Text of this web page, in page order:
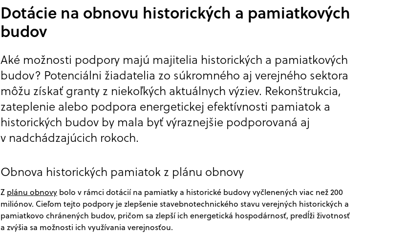
Dotácie na obnovu historických a pamiatkových
budov
Aké možnosti podpory majú majitelia historických a pamiatkových
budov? Potenciálni žiadatelia zo súkromného aj verejného sektora
môžu získať granty z niekoľkých aktuálnych výziev. Rekonštrukcia,
zateplenie alebo podpora energetickej efektívnosti pamiatok a
historických budov by mala byť výraznejšie podporovaná aj
v nadchádzajúcich rokoch.
Obnova historických pamiatok z plánu obnovy
Z plánu obnovy bolo v rámci dotácií na pamiatky a historické budovy vyčlenených viac než 200
miliónov. Cieľom tejto podpory je zlepšenie stavebnotechnického stavu verejných historických a
pamiatkovo chránených budov, pričom sa zlepší ich energetická hospodárnosť, predĺži životnosť
a zvýšia sa možnosti ich využívania verejnosťou.